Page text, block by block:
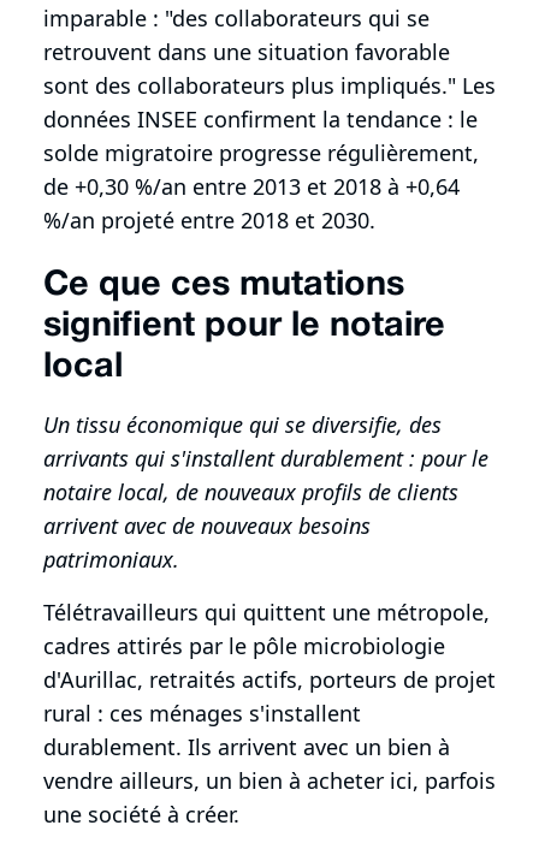
imparable : "des collaborateurs qui se
retrouvent dans une situation favorable
sont des collaborateurs plus impliqués." Les
données INSEE confirment la tendance : le
solde migratoire progresse régulièrement,
de +0,30 %/an entre 2013 et 2018 à +0,64
%/an projeté entre 2018 et 2030.
Ce que ces mutations
signifient pour le notaire
local
Un tissu économique qui se diversifie, des
arrivants qui s'installent durablement : pour le
notaire local, de nouveaux profils de clients
arrivent avec de nouveaux besoins
patrimoniaux.
Télétravailleurs qui quittent une métropole,
cadres attirés par le pôle microbiologie
d'Aurillac, retraités actifs, porteurs de projet
rural : ces ménages s'installent
durablement. Ils arrivent avec un bien à
vendre ailleurs, un bien à acheter ici, parfois
une société à créer.